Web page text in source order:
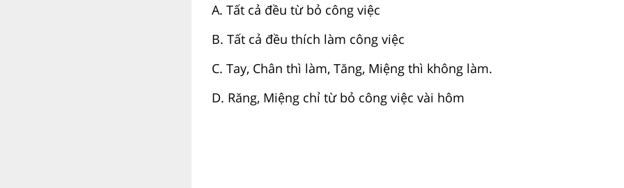
A. Tất cả đều từ bỏ công việc
B. Tất cả đều thích làm công việc
C. Tay, Chân thì làm, Tăng, Miệng thì không làm.
D. Răng, Miệng chỉ từ bỏ công việc vài hôm